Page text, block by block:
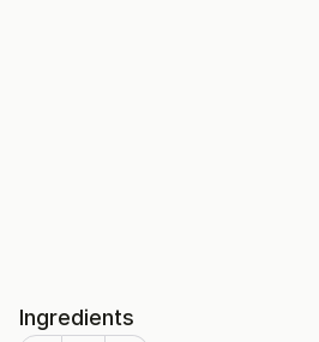
Ingredients